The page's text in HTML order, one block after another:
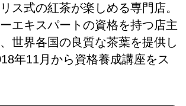
ス式の紅茶が楽しめる専門店。
エキスパートの資格を持つ店主
世界各国の良質な茶葉を提供し
年11月から資格養成講座をス